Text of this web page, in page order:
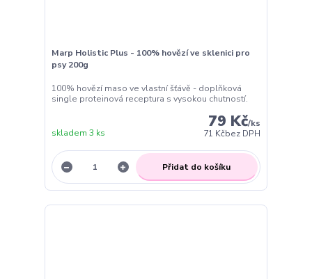
Marp Holistic Plus - 100% hovězí ve sklenici pro
psy 200g
100% hovězí maso ve vlastní šťávě - doplňková
single proteinová receptura s vysokou chutností.
79 Kč/ks
71 Kčbez DPH
skladem 3 ks
Přidat do košíku